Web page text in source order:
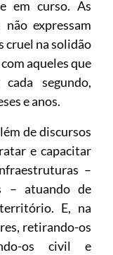
em curso. As
expressam
cruel na solidão
aqueles que
segundo,
e anos.
de discursos
e capacitar
–
– atuando de
E, na
retirando-os
os civil e